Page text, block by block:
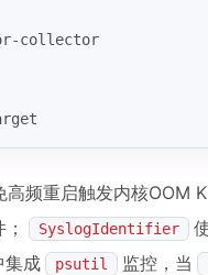
collector
高频重启触发内核OOM
SyslogIdentifier
集成
psutil 监控，当